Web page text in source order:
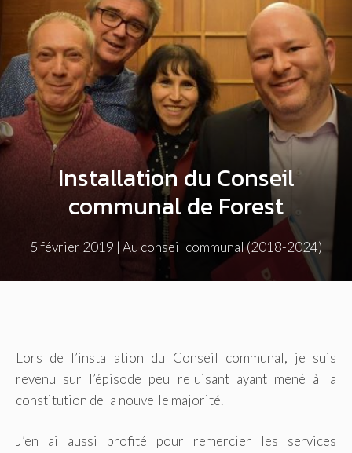
Installation du Conseil
communal de Forest
5 février 2019 | Au conseil communal (2018-2024)
Lors de l’installation du Conseil communal, je suis
revenu sur l’épisode peu reluisant ayant mené à la
constitution de la nouvelle majorité.
J’en ai aussi profité pour remercier les services